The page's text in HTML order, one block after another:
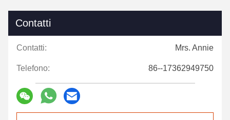
Contatti
Contatti: Mrs. Annie
Telefono: 86--17362949750